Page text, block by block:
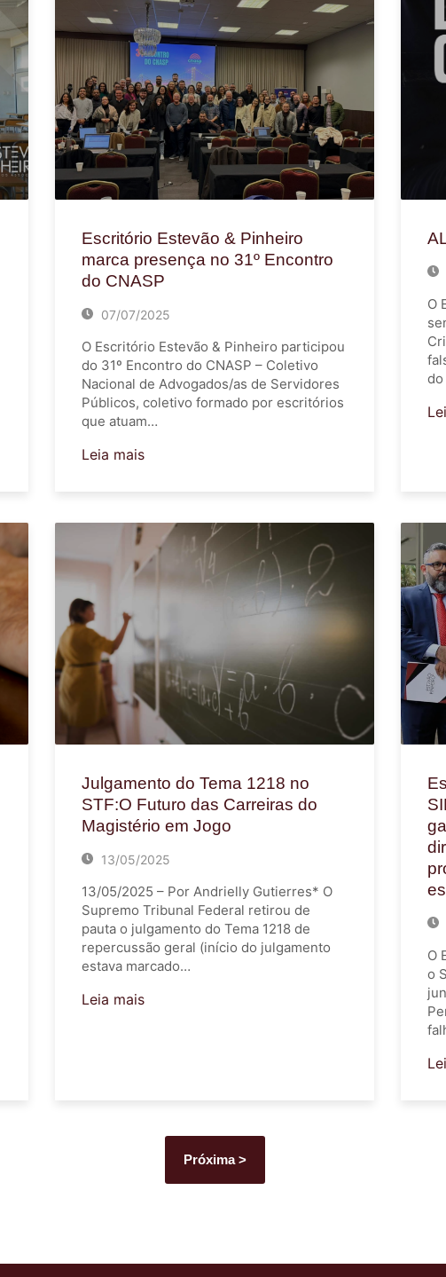
Escritório Estevão & Pinheiro
marca presença no 31º Encontro
do CNASP
07/07/2025
O Escritório Estevão & Pinheiro participou
do 31º Encontro do CNASP – Coletivo
Nacional de Advogados/as de Servidores
Públicos, coletivo formado por escritórios
que atuam…
Leia mais
O
Julgamento do Tema 1218 no
STF:O Futuro das Carreiras do
Magistério em Jogo
13/05/2025
13/05/2025 – Por Andrielly Gutierres* O
Supremo Tribunal Federal retirou de
pauta o julgamento do Tema 1218 de
repercussão geral (início do julgamento
estava marcado…
Leia mais
O
o
Próxima >